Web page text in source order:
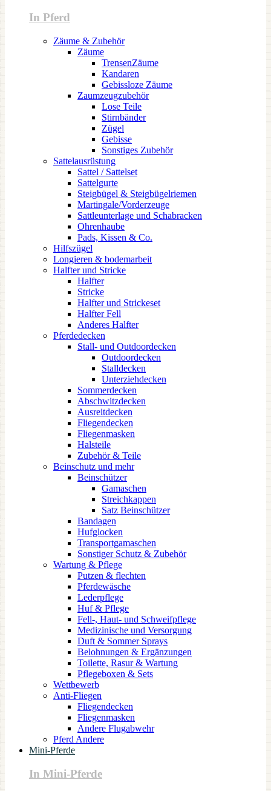
In Pferd
Zäume & Zubehör
Zäume
TrensenZäume
Kandaren
Gebissloze Zäume
Zaumzeugzubehör
Lose Teile
Stirnbänder
Zügel
Gebisse
Sonstiges Zubehör
Sattelausrüstung
Sattel / Sattelset
Sattelgurte
Steigbügel & Steigbügelriemen
Martingale/Vorderzeuge
Sattleunterlage und Schabracken
Ohrenhaube
Pads, Kissen & Co.
Hilfszügel
Longieren & bodemarbeit
Halfter und Stricke
Halfter
Stricke
Halfter und Strickeset
Halfter Fell
Anderes Halfter
Pferdedecken
Stall- und Outdoordecken
Outdoordecken
Stalldecken
Unterziehdecken
Sommerdecken
Abschwitzdecken
Ausreitdecken
Fliegendecken
Fliegenmasken
Halsteile
Zubehör & Teile
Beinschutz und mehr
Beinschützer
Gamaschen
Streichkappen
Satz Beinschützer
Bandagen
Hufglocken
Transportgamaschen
Sonstiger Schutz & Zubehör
Wartung & Pflege
Putzen & flechten
Pferdewäsche
Lederpflege
Huf & Pflege
Fell-, Haut- und Schweifpflege
Medizinische und Versorgung
Duft & Sommer Sprays
Belohnungen & Ergänzungen
Toilette, Rasur & Wartung
Pflegeboxen & Sets
Wettbewerb
Anti-Fliegen
Fliegendecken
Fliegenmasken
Andere Flugabwehr
Pferd Andere
Mini-Pferde
In Mini-Pferde